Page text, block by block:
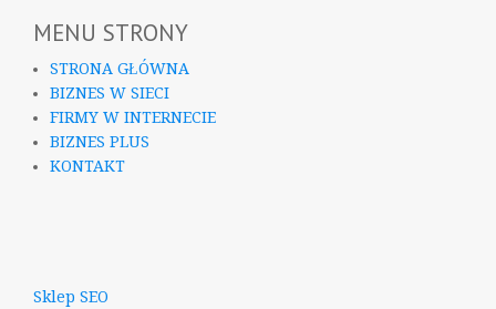
MENU STRONY
STRONA GŁÓWNA
BIZNES W SIECI
FIRMY W INTERNECIE
BIZNES PLUS
KONTAKT
Sklep SEO